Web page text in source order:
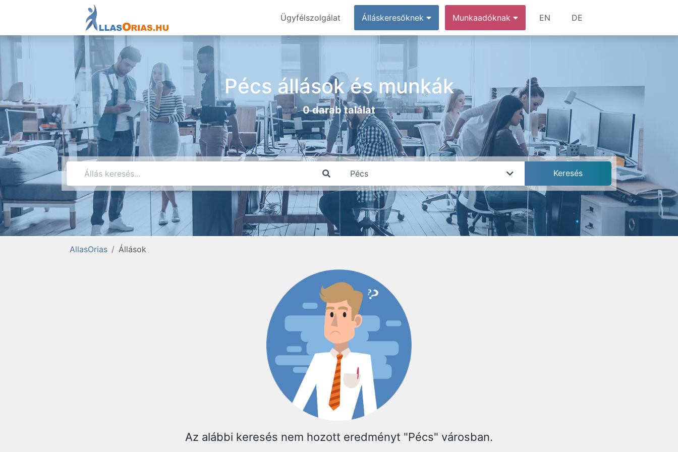
Ügyfélszolgálat Álláskeresőknek Munkaadóknak EN DE
Pécs állások és munkák
0 darab találat
AllasOrias Állások
Az alábbi keresés nem hozott eredményt "Pécs" városban.